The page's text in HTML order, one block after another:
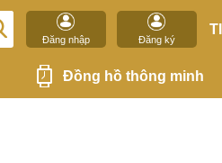
Đăng nhập Đăng ký
Đồng hồ thông minh